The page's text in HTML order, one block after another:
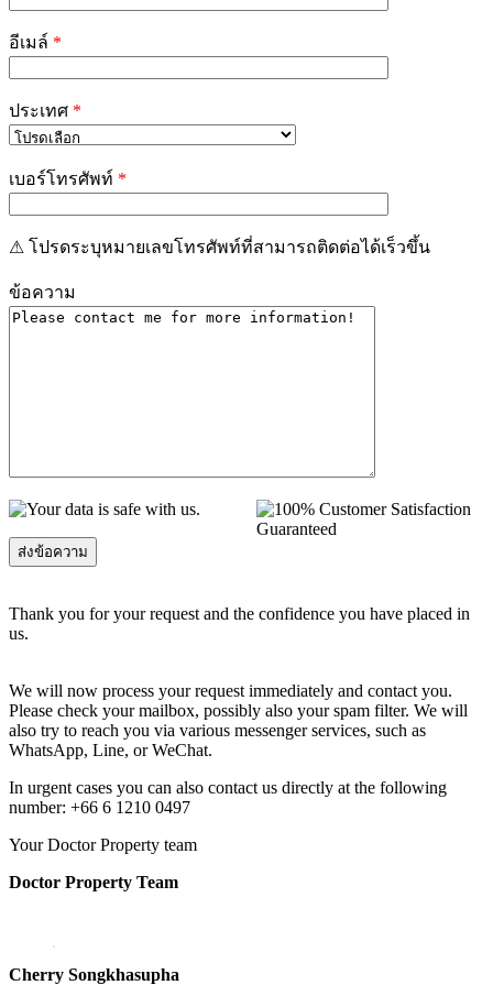
อีเมล์ *
ประเทศ *
เบอร์โทรศัพท์ *
⚠ โปรดระบุหมายเลขโทรศัพท์ที่สามารถติดต่อได้เร็วขึ้น
ข้อความ
Thank you for your request and the confidence you have placed in
us.
We will now process your request immediately and contact you.
Please check your mailbox, possibly also your spam filter. We will
also try to reach you via various messenger services, such as
WhatsApp, Line, or WeChat.
In urgent cases you can also contact us directly at the following
number: +66 6 1210 0497
Your Doctor Property team
Doctor Property Team
Cherry Songkhasupha